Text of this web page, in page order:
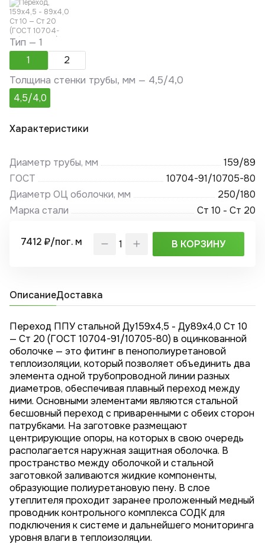
Тип —1
1
2
Толщина стенки трубы, мм — 4,5/4,0
4,5/4,0
Характеристики
Диаметр трубы, мм
159/89
ГОСТ
10704-91/10705-80
Диаметр ОЦ оболочки, мм
250/180
Марка стали
Ст 10 - Ст 20
7412 ₽/пог. м В КОРЗИНУ
ОписаниеДоставка
Переход ППУ стальной Ду159х4,5 - Ду89x4,0 Ст 10
— Ст 20 (ГОСТ 10704-91/10705-80) в оцинкованной
оболочке — это фитинг в пенополиуретановой
теплоизоляции, который позволяет объединить два
элемента одной трубопроводной линии разных
диаметров, обеспечивая плавный переход между
ними. Основными элементами являются стальной
бесшовный переход с приваренными с обеих сторон
патрубками. На заготовке размещают
центрирующие опоры, на которых в свою очередь
располагается наружная защитная оболочка. В
пространство между оболочкой и стальной
заготовкой заливаются жидкие компоненты,
образующие полиуретановую пену. В слое
утеплителя проходит заранее проложенный медный
проводник контрольного комплекса СОДК для
подключения к системе и дальнейшего мониторинга
уровня влаги в теплоизоляции.